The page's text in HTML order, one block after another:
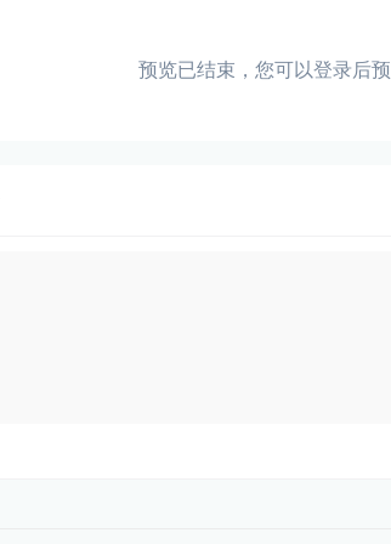
预览已结束，您可以登录后预